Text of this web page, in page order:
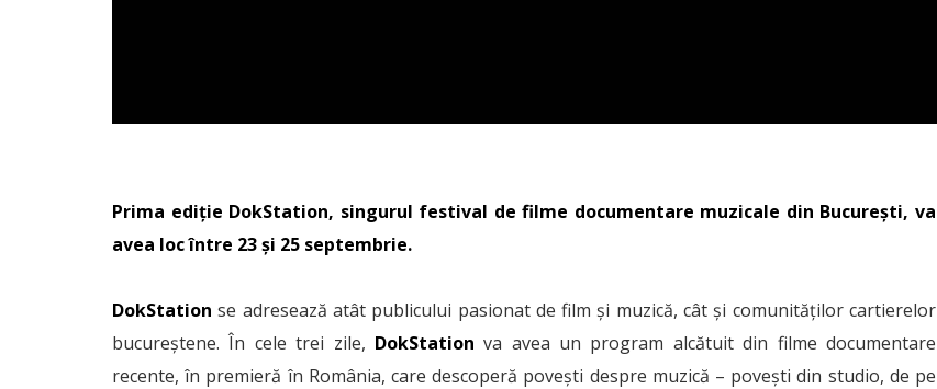
Prima ediție DokStation, singurul festival de filme documentare muzicale din București, va
avea loc între 23 și 25 septembrie.
DokStation se adresează atât publicului pasionat de film și muzică, cât și comunităților cartierelor
bucureștene. În cele trei zile, DokStation va avea un program alcătuit din filme documentare
recente, în premieră în România, care descoperă povești despre muzică – povești din studio, de pe